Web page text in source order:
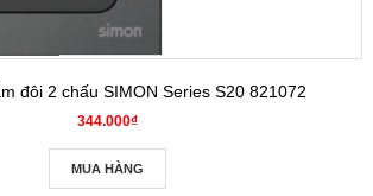
đôi 2 chấu SIMON Series S20 821072
344.000₫
MUA HÀNG